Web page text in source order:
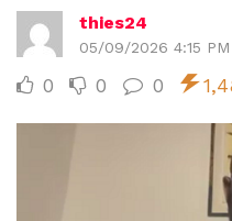
thies24
05/09/2026 4:15 PM
0 0 0